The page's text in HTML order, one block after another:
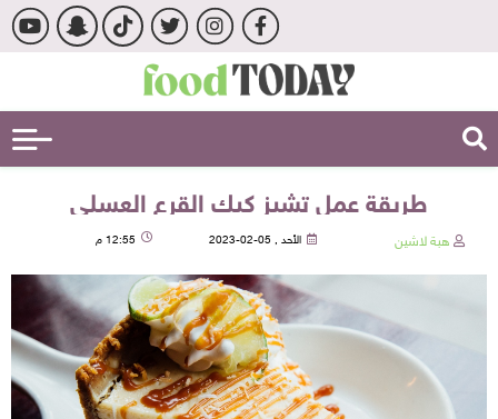
طريقة عمل تشيز كيك القرع العسلي
هبة لاشين الأحد , 05-02-2023 12:55 م